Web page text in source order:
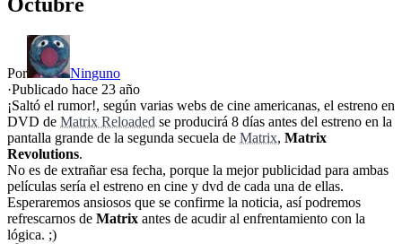
Octubre
Por
Ninguno
·Publicado hace 23 año
¡Saltó el rumor!, según varias webs de cine americanas, el estreno en
DVD de Matrix Reloaded se producirá 8 días antes del estreno en la
pantalla grande de la segunda secuela de Matrix, Matrix
Revolutions.
No es de extrañar esa fecha, porque la mejor publicidad para ambas
películas sería el estreno en cine y dvd de cada una de ellas.
Esperaremos ansiosos que se confirme la noticia, así podremos
refrescarnos de Matrix antes de acudir al enfrentamiento con la
lógica. ;)